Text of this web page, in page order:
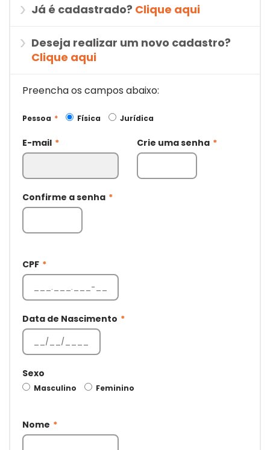
Já é cadastrado? Clique aqui
Deseja realizar um novo cadastro?
Clique aqui
Preencha os campos abaixo:
Pessoa * Física Jurídica
E-mail * Crie uma senha *
Confirme a senha *
CPF *
Data de Nascimento *
Sexo
Masculino Feminino
Nome *